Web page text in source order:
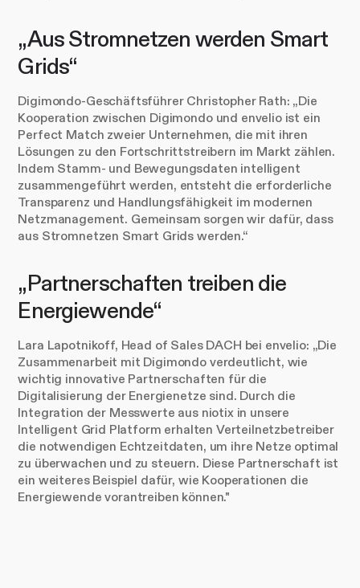
„Aus Stromnetzen werden Smart
Grids“
Digimondo-Geschäftsführer Christopher Rath: „Die
Kooperation zwischen Digimondo und envelio ist ein
Perfect Match zweier Unternehmen, die mit ihren
Lösungen zu den Fortschrittstreibern im Markt zählen.
Indem Stamm- und Bewegungsdaten intelligent
zusammengeführt werden, entsteht die erforderliche
Transparenz und Handlungsfähigkeit im modernen
Netzmanagement. Gemeinsam sorgen wir dafür, dass
aus Stromnetzen Smart Grids werden.“
„Partnerschaften treiben die
Energiewende“
Lara Lapotnikoff, Head of Sales DACH bei envelio: „Die
Zusammenarbeit mit Digimondo verdeutlicht, wie
wichtig innovative Partnerschaften für die
Digitalisierung der Energienetze sind. Durch die
Integration der Messwerte aus niotix in unsere
Intelligent Grid Platform erhalten Verteilnetzbetreiber
die notwendigen Echtzeitdaten, um ihre Netze optimal
zu überwachen und zu steuern. Diese Partnerschaft ist
ein weiteres Beispiel dafür, wie Kooperationen die
Energiewende vorantreiben können."